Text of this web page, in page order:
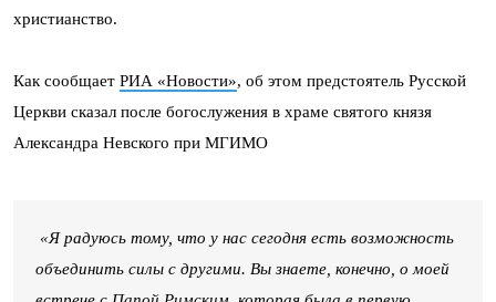
христианство.
Как сообщает РИА «Новости», об этом предстоятель Русской
Церкви сказал после богослужения в храме святого князя
Александра Невского при МГИМО
«Я радуюсь тому, что у нас сегодня есть возможность
объединить силы с другими. Вы знаете, конечно, о моей